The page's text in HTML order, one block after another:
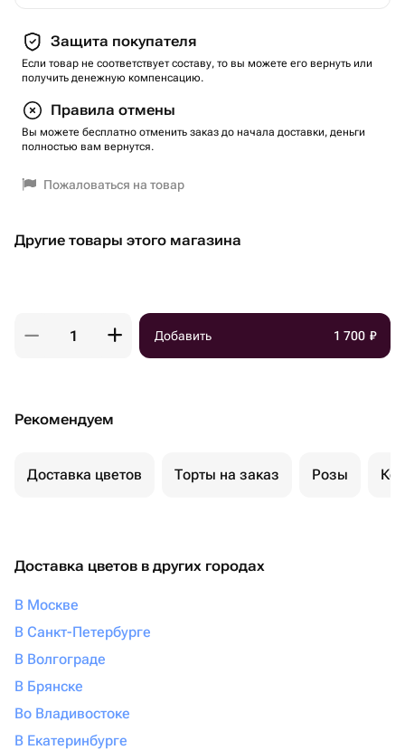
Защита покупателя
Если товар не соответствует составу, то вы можете его вернуть или
получить денежную компенсацию.
Правила отмены
Вы можете бесплатно отменить заказ до начала доставки, деньги
полностью вам вернутся.
Пожаловаться на товар
Другие товары этого магазина
Добавить 1 700 ₽
Рекомендуем
Доставка цветов Торты на заказ Розы
Доставка цветов в других городах
В Москве
В Санкт-Петербурге
В Волгограде
В Брянске
Во Владивостоке
В Екатеринбурге